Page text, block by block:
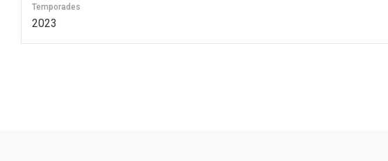
Temporades
2023